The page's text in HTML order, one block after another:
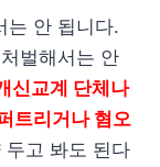
는 안 됩니다.
벌해서는 안
신교계 단체나
트리거나 혐오
두고 봐도 된다